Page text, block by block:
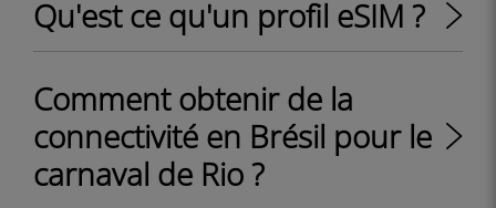
Qu'est ce qu'un profil eSIM ?
Comment obtenir de la
connectivité en Brésil pour le
carnaval de Rio ?